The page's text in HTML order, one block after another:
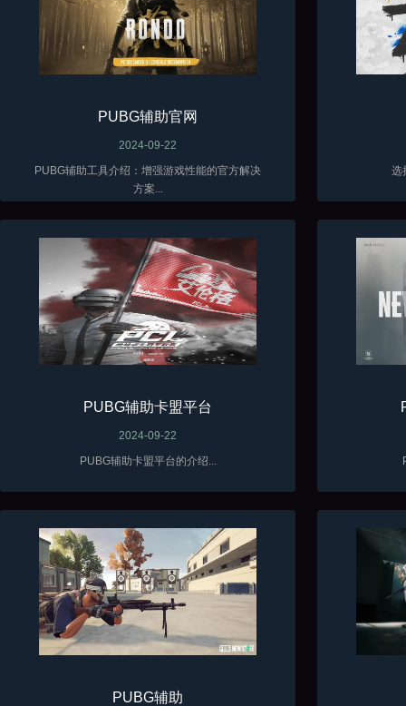
PUBG辅助官网
2024-09-22
PUBG辅助工具介绍：增强游戏性能的官方解决
方案...
选
PUBG辅助卡盟平台
2024-09-22
PUBG辅助卡盟平台的介绍...
PUBG辅助